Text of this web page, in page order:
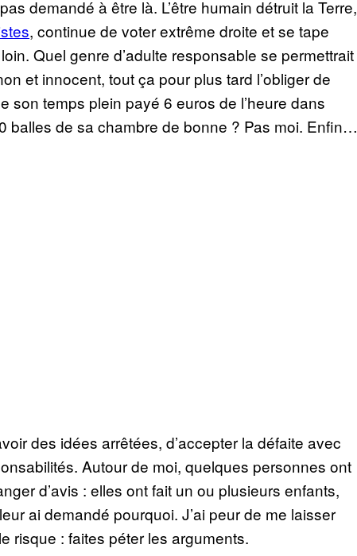
demandé à être là. L’être humain détruit la Terre,
, continue de voter extrême droite et se tape
Quel genre d’adulte responsable se permettrait
et innocent, tout ça pour plus tard l’obliger de
son temps plein payé 6 euros de l’heure dans
balles de sa chambre de bonne ? Pas moi. Enfin…
des idées arrêtées, d’accepter la défaite avec
Autour de moi, quelques personnes ont
d’avis : elles ont fait un ou plusieurs enfants,
ai demandé pourquoi. J’ai peur de me laisser
risque : faites péter les arguments.